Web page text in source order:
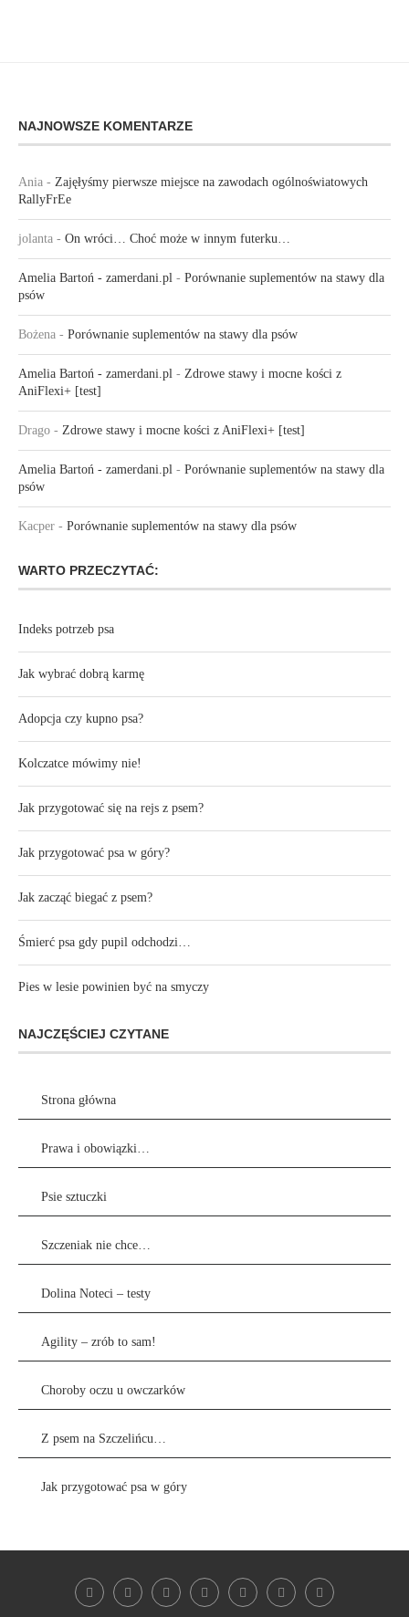
NAJNOWSZE KOMENTARZE
Ania - Zajęłyśmy pierwsze miejsce na zawodach ogólnoświatowych
RallyFrEe
jolanta - On wróci… Choć może w innym futerku…
Amelia Bartoń - zamerdani.pl - Porównanie suplementów na stawy dla
psów
Bożena - Porównanie suplementów na stawy dla psów
Amelia Bartoń - zamerdani.pl - Zdrowe stawy i mocne kości z
AniFlexi+ [test]
Drago - Zdrowe stawy i mocne kości z AniFlexi+ [test]
Amelia Bartoń - zamerdani.pl - Porównanie suplementów na stawy dla
psów
Kacper - Porównanie suplementów na stawy dla psów
WARTO PRZECZYTAĆ:
Indeks potrzeb psa
Jak wybrać dobrą karmę
Adopcja czy kupno psa?
Kolczatce mówimy nie!
Jak przygotować się na rejs z psem?
Jak przygotować psa w góry?
Jak zacząć biegać z psem?
Śmierć psa gdy pupil odchodzi…
Pies w lesie powinien być na smyczy
NAJCZĘŚCIEJ CZYTANE
Strona główna
Prawa i obowiązki…
Psie sztuczki
Szczeniak nie chce…
Dolina Noteci – testy
Agility – zrób to sam!
Choroby oczu u owczarków
Z psem na Szczelińcu…
Jak przygotować psa w góry